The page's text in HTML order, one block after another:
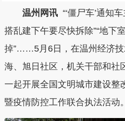
温州网讯“‘僵尸车’通知
搭乱建下午要尽快拆除”“地下
掉”……5月6日，在温州经济技
海、旭日社区，机关干部和社
一起开展全国文明城市建设整
暨疫情防控工作联合执法活动。